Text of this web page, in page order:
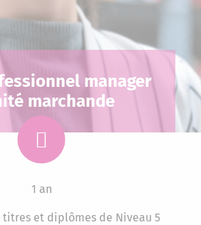
manager
marchande
1 an
titres et diplômes de Niveau 5